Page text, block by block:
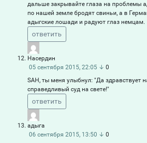
дальше закрывайте глаза на проблемы
по нашей земле бродят свиньи, а в
адыгские лошади и радуют глаз немцам.
ответить
Насердин
05 сентября 2015, 22:05 ↓ 0
SAH, ты меня улыбнул: "Да здравствует
справедливый суд на свете!"
ответить
адыга
06 сентября 2015, 13:50 ↓ 0